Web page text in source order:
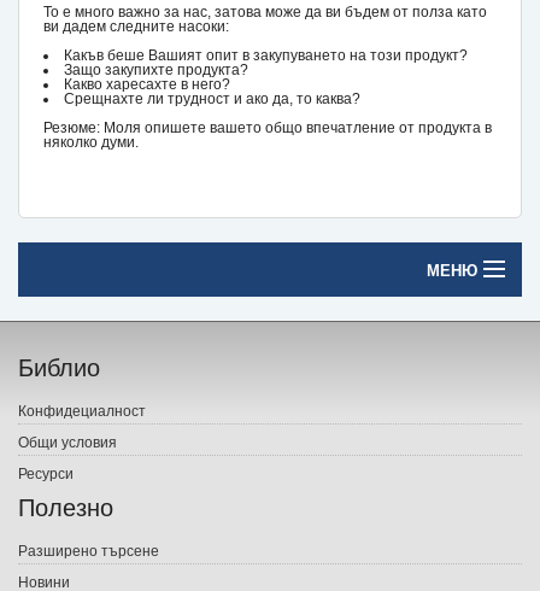
То е много важно за нас, затова може да ви бъдем от полза като
ви дадем следните насоки:
Какъв беше Вашият опит в закупуването на този продукт?
Защо закупихте продукта?
Какво харесахте в него?
Срещнахте ли трудност и ако да, то каква?
Резюме: Моля опишете вашето общо впечатление от продукта в
няколко думи.
МЕНЮ
Начало
Печатни книги
Електронни книги
Е-списания
Библио
Конфидециалност
Общи условия
Ресурси
Полезно
Разширено търсене
Новини